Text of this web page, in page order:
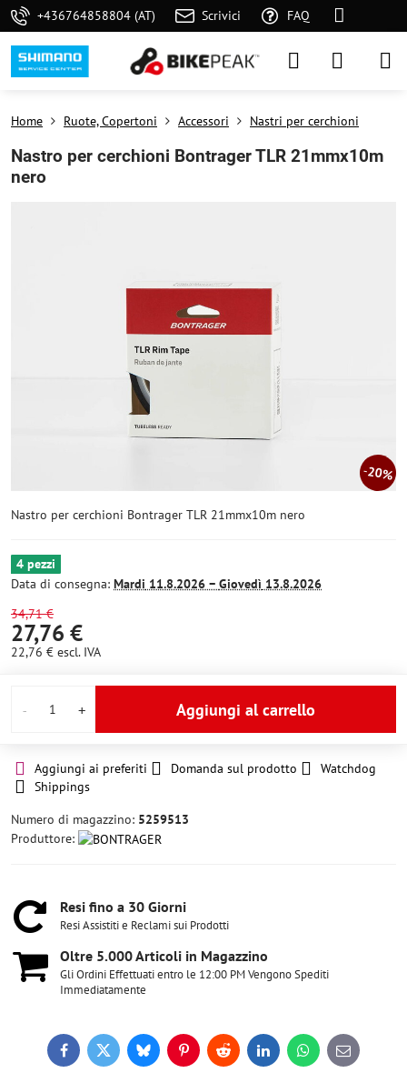
+436764858804 (AT) Scrivici FAQ
20%
Home Ruote, Copertoni Accessori Nastri per cerchioni
Nastro per cerchioni Bontrager TLR 21mmx10m
nero
Nastro per cerchioni Bontrager TLR 21mmx10m nero
4 pezzi
Data di consegna: Mardi 11.8.2026 − Giovedì 13.8.2026
34,71 €
27,76 €
22,76 € escl. IVA
Aggiungi al carrello
Aggiungi ai preferiti Domanda sul prodotto
Watchdog
Shippings
Numero di magazzino: 5259513
Produttore:
Resi fino a 30 Giorni
Resi Assistiti e Reclami sui Prodotti
Oltre 5​.000 Articoli in Magazzino
Gli Ordini Effettuati entro le 12:00 PM Vengono Spediti
Immediatamente
FacebookTwitterBlueskyPinterestReddit LinkedInWhatsApp
E-
mail